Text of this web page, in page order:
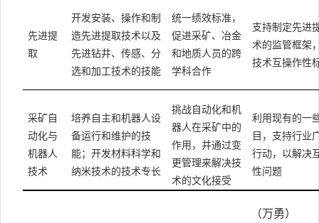
先进提
取
开发安装、操作和制
造先进提取技术以及
先进钻井、传感、分
选和加工技术的技能
统一绩效标准，
促进采矿、冶金
和地质人员的跨
学科合作
支持制定先进
术的监管框架
技术互操作性
采矿自
动化与
机器人
技术
培养自主和机器人设
备运行和维护的技
能；开发材料科学和
纳米技术的技术专长
挑战自动化和机
器人在采矿中的
作用，并通过变
更管理来解决技
术的文化接受
利用现有的一
目，支持行业
行动，以解决
性问题
（万勇）